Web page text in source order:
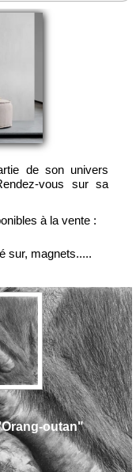
de son univers
vous sur sa
à la vente :
sur, magnets.....
outan"